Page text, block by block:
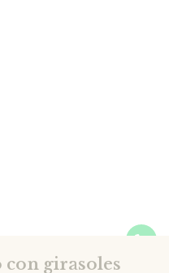
girasoles